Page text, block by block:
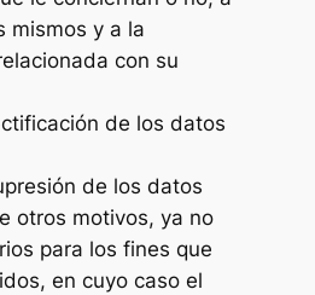
mismos y a la
con su
de los datos
de los datos
otros motivos, ya no
para los fines que
en cuyo caso el